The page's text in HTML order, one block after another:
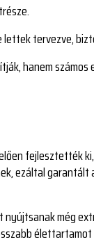
tervezve,
hanem
fejlesztették
ezáltal
még